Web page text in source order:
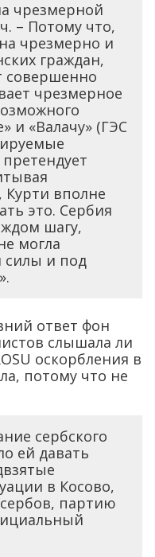
чрезмерной
– Потому что,
чрезмерно и
граждан,
совершенно
чрезмерное
и «Валачу» (ГЭС
Курти вполне
это. Сербия
шагу,
могла
силы и под
ответ фон
слышала ли
оскорбления в
потому что не
сербского
ей давать
в Косово,
партию